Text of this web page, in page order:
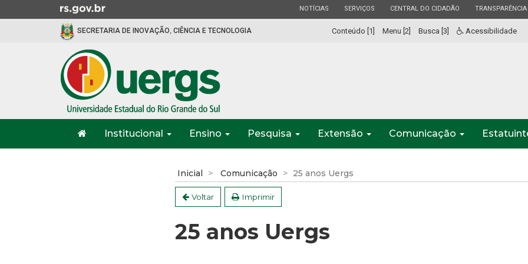
para
Ir
a
ESTADO
NOTÍCIAS ESTADO
SERVIÇOS ESTADO
CENTRAL DO CIDADÃO ESTADO
TRANSPARÊNCIA
SECRETARIA DE INOVAÇÃO, CIÊNCIA E TECNOLOGIA Conteúdo [1] Menu [2] Busca [3] Acessibilidade
do
Institucional Ensino Pesquisa Extensão Comunicação
Inicial Comunicação 25 anos Uergs
Voltar Imprimir
25 anos Uergs